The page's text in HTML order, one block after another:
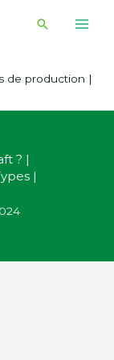
de production |
? |
|